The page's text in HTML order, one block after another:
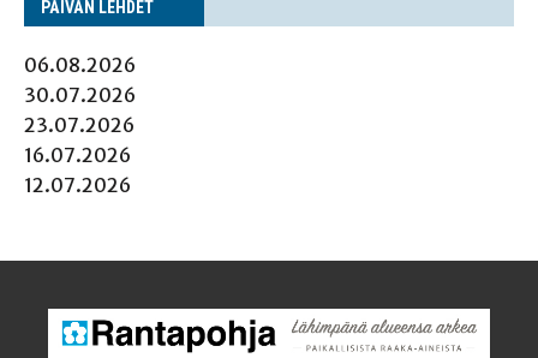
PÄI­VÄN LEHDET
06.08.2026
30.07.2026
23.07.2026
16.07.2026
12.07.2026